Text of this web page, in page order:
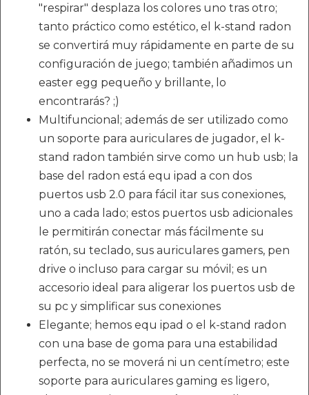
"respirar" desplaza los colores uno tras otro;
tanto práctico como estético, el k-stand radon
se convertirá muy rápidamente en parte de su
configuración de juego; también añadimos un
easter egg pequeño y brillante, lo
encontrarás? ;)
Multifuncional; además de ser utilizado como
un soporte para auriculares de jugador, el k-
stand radon también sirve como un hub usb; la
base del radon está equ ipad a con dos
puertos usb 2.0 para fácil itar sus conexiones,
uno a cada lado; estos puertos usb adicionales
le permitirán conectar más fácilmente su
ratón, su teclado, sus auriculares gamers, pen
drive o incluso para cargar su móvil; es un
accesorio ideal para aligerar los puertos usb de
su pc y simplificar sus conexiones
Elegante; hemos equ ipad o el k-stand radon
con una base de goma para una estabilidad
perfecta, no se moverá ni un centímetro; este
soporte para auriculares gaming es ligero,